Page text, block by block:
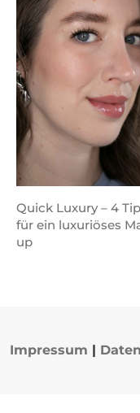
Quick Luxury – 4
für ein luxuriöses
up
Impressum |